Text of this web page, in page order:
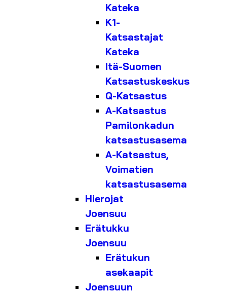
Kateka
K1-
Katsastajat
Kateka
Itä-Suomen
Katsastuskeskus
Q-Katsastus
A-Katsastus
Pamilonkadun
katsastusasema
A-Katsastus,
Voimatien
katsastusasema
Hierojat
Joensuu
Erätukku
Joensuu
Erätukun
asekaapit
Joensuun